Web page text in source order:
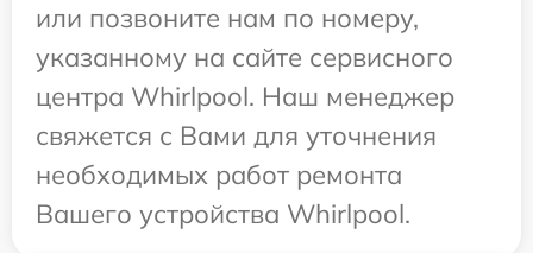
или позвоните нам по номеру,
указанному на сайте сервисного
центра Whirlpool. Наш менеджер
свяжется с Вами для уточнения
необходимых работ ремонта
Вашего устройства Whirlpool.